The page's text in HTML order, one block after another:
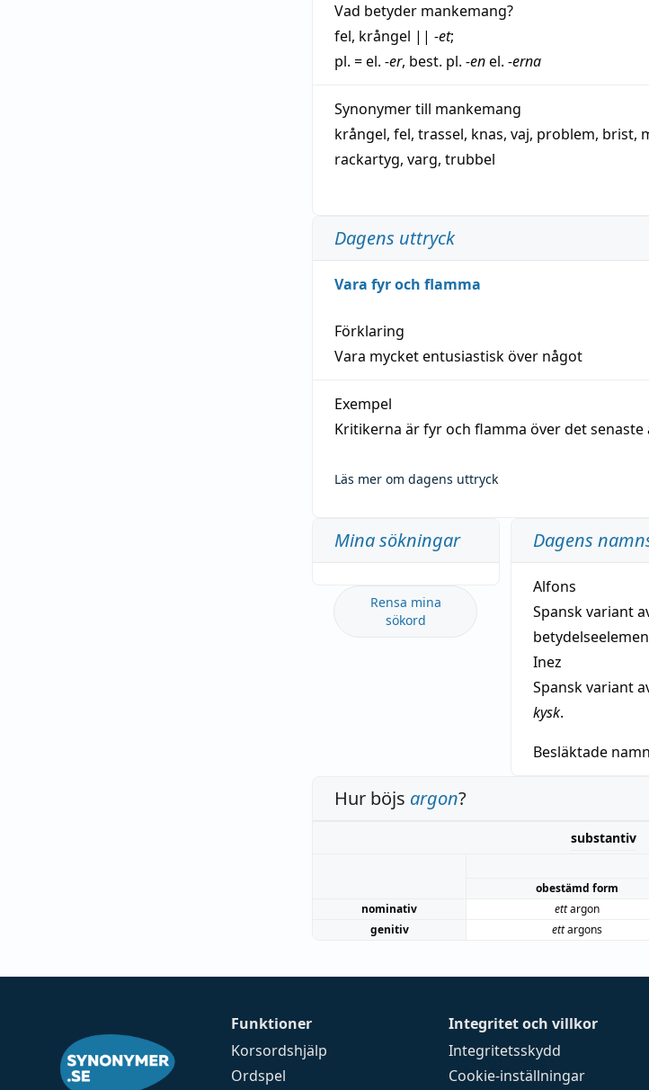
Vad betyder mankemang?
fel, krångel || -et;
pl. = el. -er, best. pl. -enel. -erna
Synonymer till mankemang
krångel, fel, trassel, knas, vaj, problem, brist,
rackartyg, varg, trubbel
Dagens uttryck
Vara fyr och flamma
Förklaring
Vara mycket entusiastisk över något
Exempel
Kritikerna är fyr och flamma över det senaste
Läs mer om dagens uttryck
Mina sökningar
Rensa mina
sökord
Dagens
Alfons
Spansk variant
Inez
Spansk variant
kysk.
Besläktade
Hur böjs argon?
substantiv
obestämd form
nominativ
ettargon
genitiv
ettargons
Funktioner
Korsordshjälp
Ordspel
Integritet och villkor
Integritetsskydd
Cookie-inställningar